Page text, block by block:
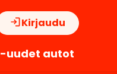
Kirjaudu
uudet autot